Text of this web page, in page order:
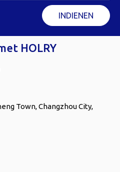
INDIENEN
HOLRY
Town, Changzhou City,